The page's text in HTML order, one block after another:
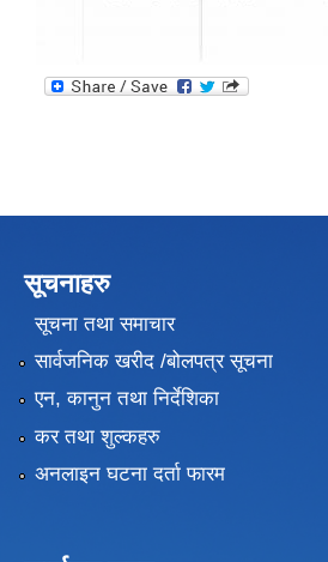
सूचनाहरु
सूचना तथा समाचार
सार्वजनिक खरीद /बोलपत्र सूचना
एन, कानुन तथा निर्देशिका
कर तथा शुल्कहरु
अनलाइन घटना दर्ता फारम